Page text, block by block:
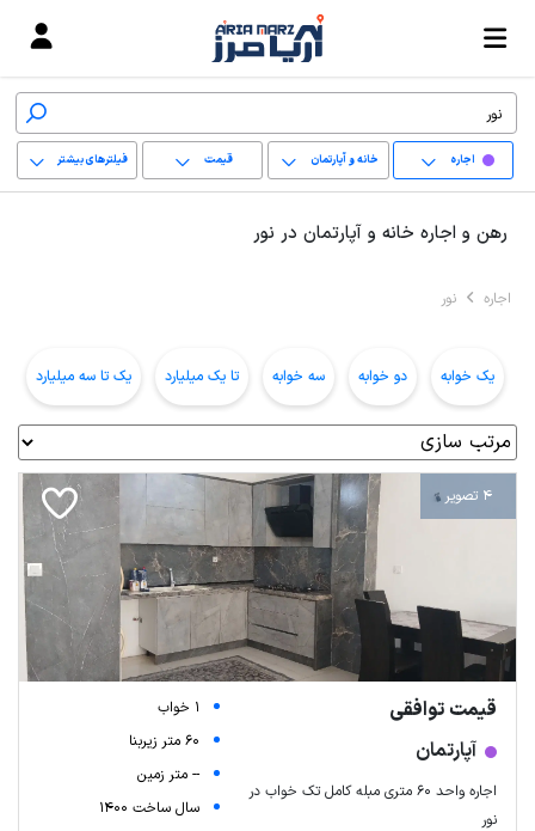
اجاره خانه و آپارتمان قیمت فیلترهای بیشتر
رهن و اجاره خانه و آپارتمان در نور
اجاره نور
یک خوابه دو خوابه سه خوابه تا یک میلیارد یک تا سه میلیارد
4 تصویر
قیمت توافقی
آپارتمان
اجاره واحد ۶۰ متری مبله کامل تک خواب در
نور
1 خواب
60 متر زیربنا
-- متر زمین
سال ساخت 1400